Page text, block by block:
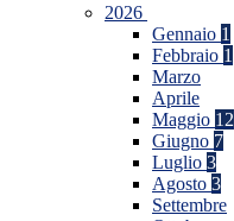
2026
Gennaio 1
Febbraio 1
Marzo
Aprile
Maggio 12
Giugno 7
Luglio 3
Agosto 3
Settembre